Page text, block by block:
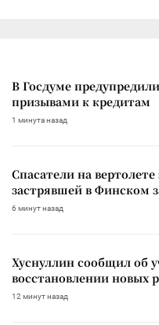
В Госдуме
призывами к кредитам
1 минута назад
Спасатели на
застрявшей в Финском
6 минут назад
Хуснуллин сообщил об
восстановлении новых
12 минут назад